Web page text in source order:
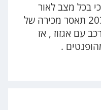
בכל מצב לאור
התחייבות ישראל לאום מ 2030 תאסר מכירה של
עם אגזוז , אז
.